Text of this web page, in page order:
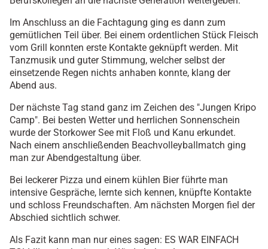
Im Anschluss an die Fachtagung ging es dann zum
gemütlichen Teil über. Bei einem ordentlichen Stück Fleisch
vom Grill konnten erste Kontakte geknüpft werden. Mit
Tanzmusik und guter Stimmung, welcher selbst der
einsetzende Regen nichts anhaben konnte, klang der
Abend aus.
Der nächste Tag stand ganz im Zeichen des "Jungen Kripo
Camp". Bei besten Wetter und herrlichen Sonnenschein
wurde der Storkower See mit Floß und Kanu erkundet.
Nach einem anschließenden Beachvolleyballmatch ging
man zur Abendgestaltung über.
Bei leckerer Pizza und einem kühlen Bier führte man
intensive Gespräche, lernte sich kennen, knüpfte Kontakte
und schloss Freundschaften. Am nächsten Morgen fiel der
Abschied sichtlich schwer.
Als Fazit kann man nur eines sagen: ES WAR EINFACH